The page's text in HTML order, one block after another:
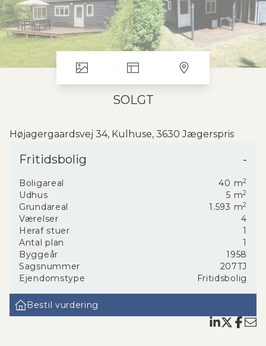
SOLGT
Højagergaardsvej 34, Kulhuse, 3630 Jægerspris
med god randbeplantning i et fredeligt område. Huset er indrettet
til hyggelig stue med brændeovn og udgang til stor træterrasse. Ved
huset indgang er der overdækket træterrasse med adgang til
seperat badeværelse, med toilet og brus. Ved indkørlsen er der
udhus/anneks bygning og ved huset endnu et lille udhus.
Fritidsbolig -
Boligareal 40 m2
Udhus 5 m2
Grundareal 1.593 m2
Værelser
4
Heraf stuer
1
Antal plan
1
Byggeår
1958
Sagsnummer
207TJ
Ejendomstype
Fritidsbolig
Bestil vurdering